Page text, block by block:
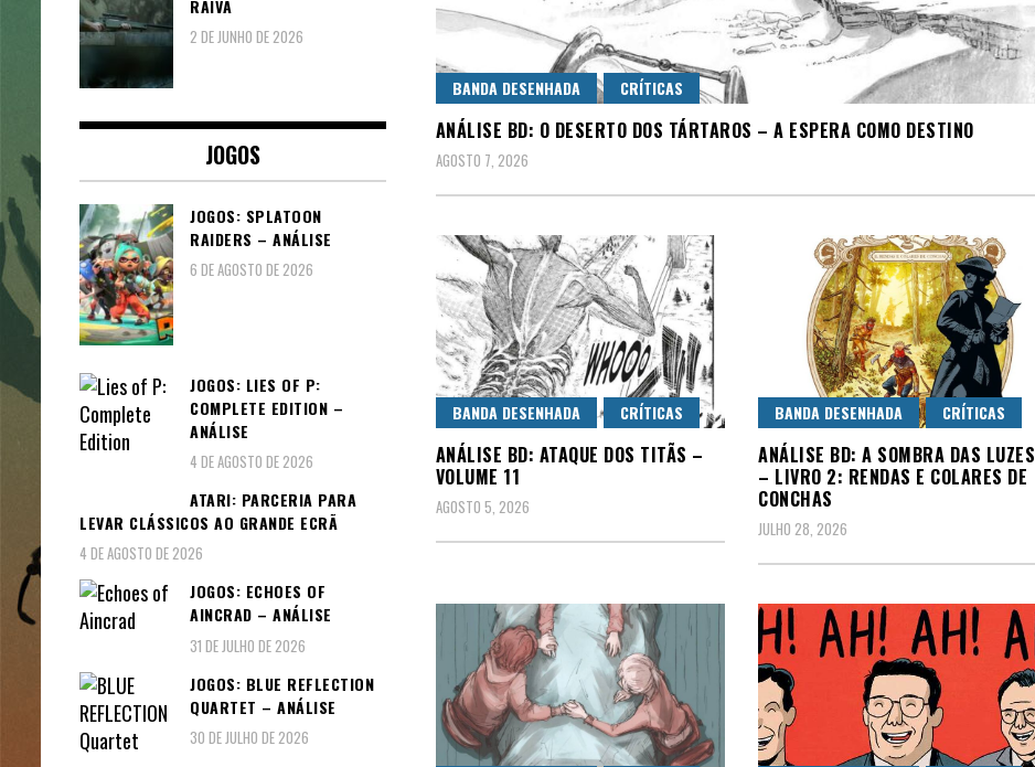
BANDA DESENHADA CRÍTICAS
ANÁLISE BD: O DESERTO DOS TÁRTAROS – A ESPERA COMO DESTINO
AGOSTO 7, 2026
BANDA DESENHADA CRÍTICAS
ANÁLISE BD: ATAQUE DOS TITÃS –
VOLUME 11
AGOSTO 5, 2026
BANDA DESENHADA CRÍTICAS
ANÁLISE BD: A SOMBRA DAS LUZES
– LIVRO 2: RENDAS E COLARES DE
CONCHAS
JULHO 28, 2026
RAIVA
2 DE JUNHO DE 2026
JOGOS
JOGOS: SPLATOON
RAIDERS – ANÁLISE
6 DE AGOSTO DE 2026
JOGOS: LIES OF P:
COMPLETE EDITION –
ANÁLISE
4 DE AGOSTO DE 2026
ATARI: PARCERIA PARA
LEVAR CLÁSSICOS AO GRANDE ECRÃ
4 DE AGOSTO DE 2026
JOGOS: ECHOES OF
AINCRAD – ANÁLISE
31 DE JULHO DE 2026
JOGOS: BLUE REFLECTION
QUARTET – ANÁLISE
30 DE JULHO DE 2026